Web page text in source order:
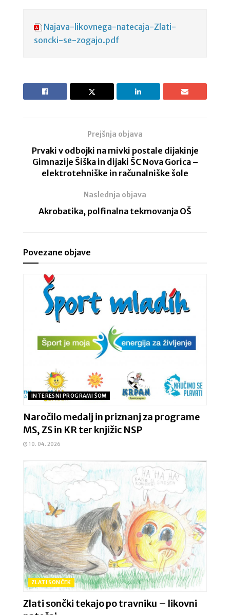
Najava-likovnega-natecaja-Zlati-
soncki-se-zogajo.pdf
Prejšnja objava
Prvaki v odbojki na mivki postale dijakinje
Gimnazije Šiška in dijaki ŠC Nova Gorica –
elektrotehniške in računalniške šole
Naslednja objava
Akrobatika, polfinalna tekmovanja OŠ
Povezane objave
INTERESNI PROGRAMI ŠOM
Naročilo medalj in priznanj za programe
MS, ZS in KR ter knjižic NSP
10. 04. 2026
ZLATI SONČEK
Zlati sončki tekajo po travniku – likovni